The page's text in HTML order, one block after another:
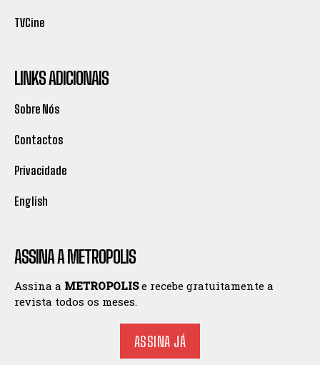
TVCine
LINKS ADICIONAIS
Sobre Nós
Contactos
Privacidade
English
ASSINA A METROPOLIS
Assina a METROPOLISe recebe gratuitamente a
revista todos os meses.
ASSINA JÁ